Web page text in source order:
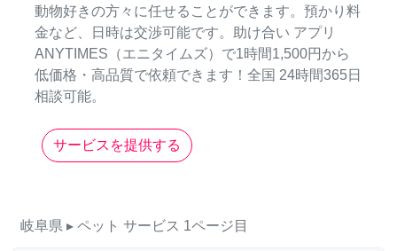
動物好きの方々に任せることができます。預かり料
金など、日時は交渉可能です。助け合い アプリ
ANYTIMES（エニタイムズ）で1時間1,500円から
低価格・高品質で依頼できます！全国 24時間365日
相談可能。
サービスを提供する
岐阜県 ▸ ペット サービス 1ページ目